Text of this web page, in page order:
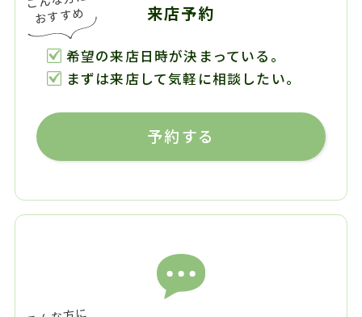
来店予約
希望の来店日時が決まっている。
まずは来店して気軽に相談したい。
予約する